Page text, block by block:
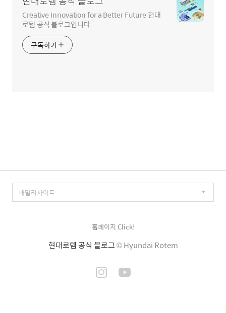
Creative Innovation for a Better Future 현대
로템 공식 블로그입니다.
구독하기
홈페이지 Click!
현대로템 공식 블로그© Hyundai Rotem